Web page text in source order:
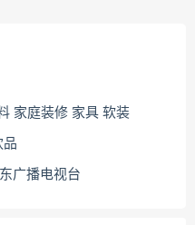
家庭装修 家具 软装
品
广播电视台